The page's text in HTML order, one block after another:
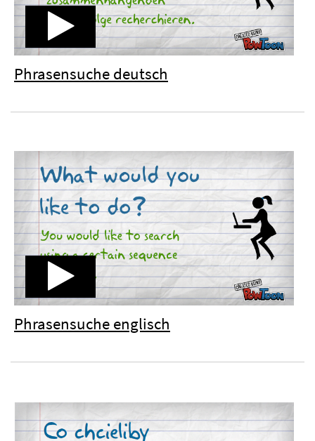
Phrasensuche deutsch
Phrasensuche englisch